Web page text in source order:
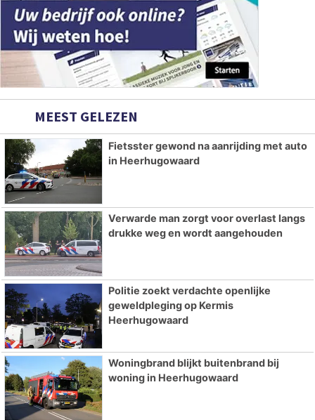
MEEST GELEZEN
Fietsster gewond na aanrijding met auto
in Heerhugowaard
Verwarde man zorgt voor overlast langs
drukke weg en wordt aangehouden
Politie zoekt verdachte openlijke
geweldpleging op Kermis
Heerhugowaard
Woningbrand blijkt buitenbrand bij
woning in Heerhugowaard